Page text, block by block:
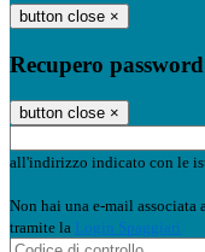
button close ×
Recupero password
button close ×
all'indirizzo indicato con le
Non hai una e-mail associata
tramite la Login Spaggiari